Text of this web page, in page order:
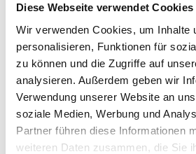
Diese Webseite verwendet Cookies
Wir verwenden Cookies, um Inhalte
personalisieren, Funktionen für
zu können und die Zugriffe auf
analysieren. Außerdem geben wir
Verwendung unserer Website an
soziale Medien, Werbung und
Partner führen diese Informationen
weiteren Daten zusammen, die Sie
Rückstellfunktion
Sollwertanpassung
Abmessungen,
außen (B x H x T)